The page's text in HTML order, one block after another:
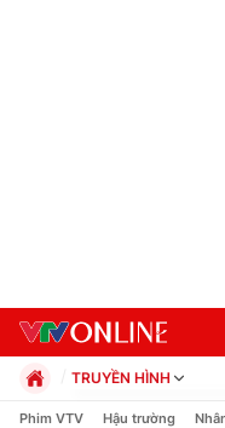
TRUYỀN HÌNH
Chính trị
Phim VTV Hậu trường